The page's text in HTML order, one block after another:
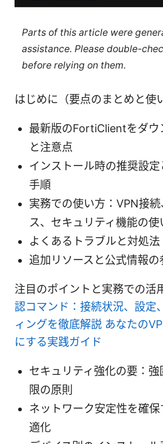
Parts of this article were
assistance. Please double-
before relying on them.
はじめに（要点のまとめと使
最新版のFortiClientをダウ
と注意点
インストール時の推奨設
手順
実務での使い方：VPN接
ス、セキュリティ機能の使
よくあるトラブルと対処法
追加リソースと公式情報の
注目のポイントと実務での活
認コマンド：接続状況、設定
ィングを徹底解説 あなたの
にする実践ガイド
セキュリティ強化の要：
限の原則
ネットワーク安定性を確
適化